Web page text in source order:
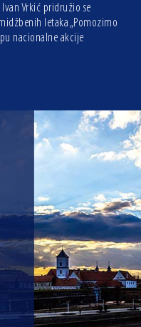
Vrkić pridružio se
letaka „Pomozimo
nacionalne akcije